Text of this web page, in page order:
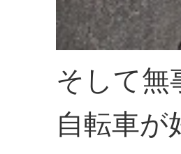
そして無
自転車が